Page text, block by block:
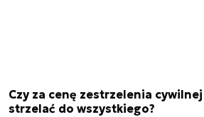
Czy za cenę zestrzelenia
strzelać do wszystkiego?